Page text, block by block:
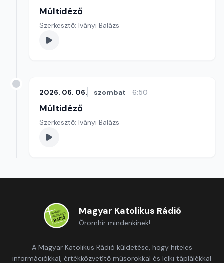
Múltidéző
Szerkesztő: Iványi Balázs
2026. 06. 06. szombat 6:50
Múltidéző
Szerkesztő: Iványi Balázs
Magyar Katolikus Rádió
Örömhír mindenkinek!
A Magyar Katolikus Rádió küldetése, hogy hiteles
információkkal, értékközvetítő műsorokkal és lelki táplálékkal